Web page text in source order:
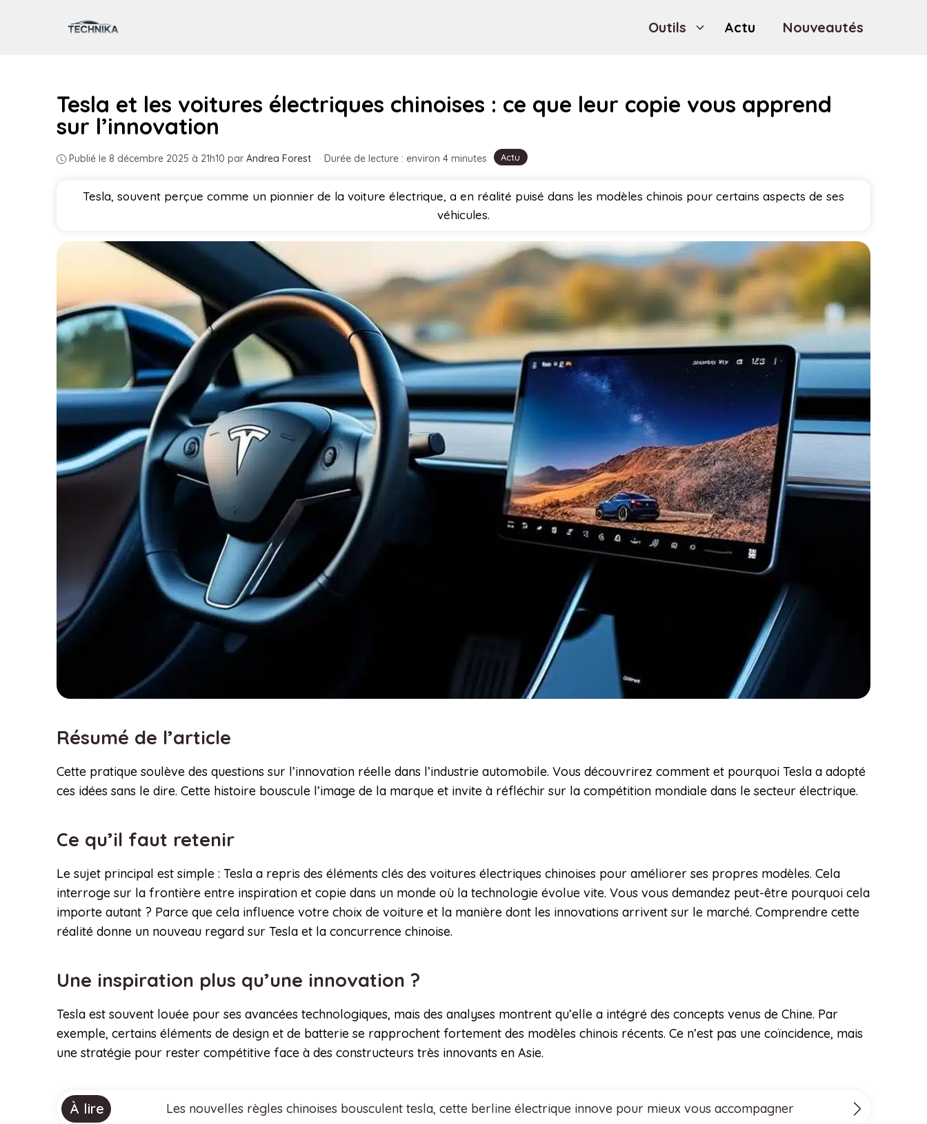
Outils Actu Nouveautés
Actu
Tesla et les voitures électriques chinoises : ce que leur copie vous apprend
sur l’innovation
Publié le 8 décembre 2025 à 21h10 par Andrea Forest · Durée de lecture : environ 4 minutes
Tesla, souvent perçue comme un pionnier de la voiture électrique, a en réalité puisé dans les modèles chinois pour certains aspects de ses
véhicules.
Résumé de l’article
Cette pratique soulève des questions sur l’innovation réelle dans l’industrie automobile. Vous découvrirez comment et pourquoi Tesla a adopté
ces idées sans le dire. Cette histoire bouscule l’image de la marque et invite à réfléchir sur la compétition mondiale dans le secteur électrique.
Ce qu’il faut retenir
Le sujet principal est simple : Tesla a repris des éléments clés des voitures électriques chinoises pour améliorer ses propres modèles. Cela
interroge sur la frontière entre inspiration et copie dans un monde où la technologie évolue vite. Vous vous demandez peut-être pourquoi cela
importe autant ? Parce que cela influence votre choix de voiture et la manière dont les innovations arrivent sur le marché. Comprendre cette
réalité donne un nouveau regard sur Tesla et la concurrence chinoise.
Une inspiration plus qu’une innovation ?
Tesla est souvent louée pour ses avancées technologiques, mais des analyses montrent qu’elle a intégré des concepts venus de Chine. Par
exemple, certains éléments de design et de batterie se rapprochent fortement des modèles chinois récents. Ce n’est pas une coïncidence, mais
une stratégie pour rester compétitive face à des constructeurs très innovants en Asie.
À lire Les nouvelles règles chinoises bousculent tesla, cette berline électrique innove pour mieux vous accompagner